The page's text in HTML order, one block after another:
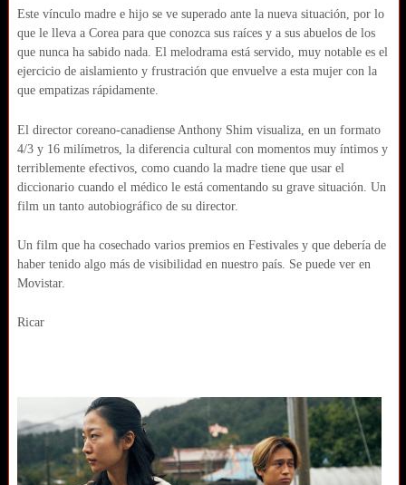
Este vínculo madre e hijo se ve superado ante la nueva situación, por lo
que le lleva a Corea para que conozca sus raíces y a sus abuelos de los
que nunca ha sabido nada. El melodrama está servido, muy notable es el
ejercicio de aislamiento y frustración que envuelve a esta mujer con la
que empatizas rápidamente.
El director coreano-canadiense Anthony Shim visualiza, en un formato
4/3 y 16 milímetros, la diferencia cultural con momentos muy íntimos y
terriblemente efectivos, como cuando la madre tiene que usar el
diccionario cuando el médico le está comentando su grave situación. Un
film un tanto autobiográfico de su director.
Un film que ha cosechado varios premios en Festivales y que debería de
haber tenido algo más de visibilidad en nuestro país. Se puede ver en
Movistar.
Ricar